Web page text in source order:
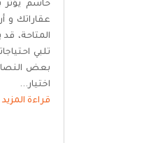
حاسم يؤثر
عقاراتك و
المتاحة،
تلبي
بعض
اختيار...
قراءة المزيد